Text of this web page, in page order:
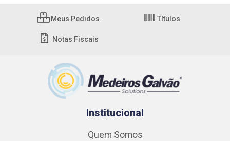
Meus Pedidos Títulos
Notas Fiscais
Institucional
Quem Somos